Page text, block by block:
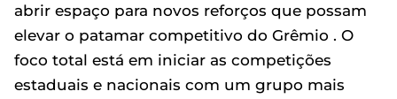
abrir espaço para novos reforços que possam
elevar o patamar competitivo do Grêmio . O
foco total está em iniciar as competições
estaduais e nacionais com um grupo mais